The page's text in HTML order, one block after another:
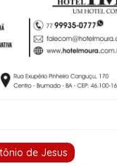
de Jesus